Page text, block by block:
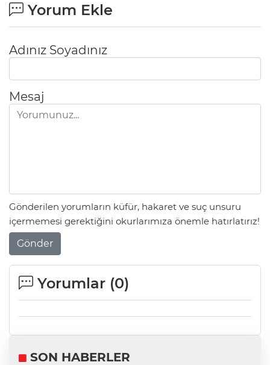
Yorum Ekle
Adınız Soyadınız
Mesaj
Gönderilen yorumların küfür, hakaret ve suç unsuru
içermemesi gerektiğini okurlarımıza önemle hatırlatırız!
Gönder
Yorumlar (0)
SON HABERLER